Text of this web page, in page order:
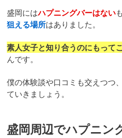
盛岡にはハプニングバーはない
狙える場所はありました。
素人女子と知り合うのにもって
んです。
僕の体験談や口コミも交えつつ
ていきましょう。
盛岡周辺でハプニン